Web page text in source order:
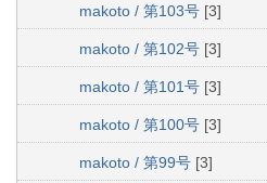
makoto / 第103号 [3]
makoto / 第102号 [3]
makoto / 第101号 [3]
makoto / 第100号 [3]
makoto / 第99号 [3]